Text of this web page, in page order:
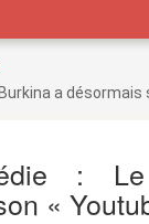
a désormais
:
«